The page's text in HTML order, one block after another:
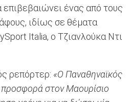
επιβεβαιώνει ένας από τους
ιδίως σε θέματα
Italia, ο Τζιανλούκα Ντι
ρεπόρτερ: «Ο Παναθηναϊκός
στον Μαουρίσιο